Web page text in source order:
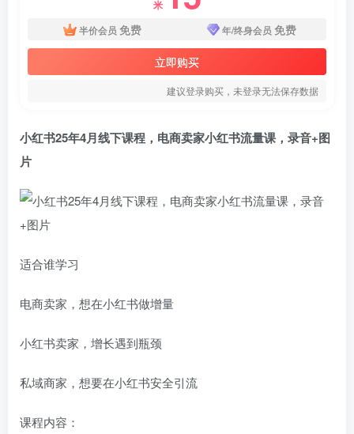
米
半价会员 免费 年/终身会员 免费
立即购买
建议登录购买，未登录无法保存数据
小红书25年4月线下课程，电商卖家小红书流量课 ，录音+图
片
适合谁学习
电商卖家，想在小红书做增量
小红书卖家，增长遇到瓶颈
私域商家，想要在小红书安全引流
课程内容：